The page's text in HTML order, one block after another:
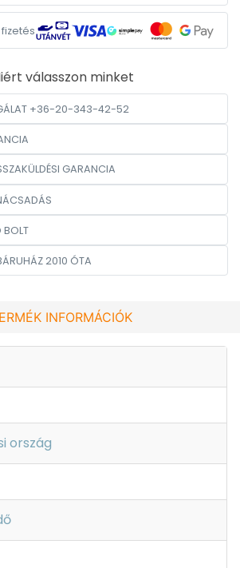
válasszon minket
+36-20-343-42-52
GARANCIA
BOLT
2010 ÓTA
INFORMÁCIÓK
ország